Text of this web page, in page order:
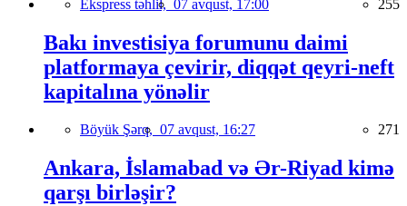
Ekspress təhlil, 07 avqust, 17:00 255
Bakı investisiya forumunu daimi
platformaya çevirir, diqqət qeyri-neft
kapitalına yönəlir
Böyük Şərq, 07 avqust, 16:27 271
Ankara, İslamabad və Ər-Riyad kimə
qarşı birləşir?